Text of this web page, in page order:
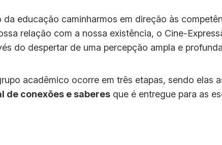
educação caminharmos em direção às
relação com a nossa existência, o Cine-
do despertar de uma percepção ampla e
acadêmico ocorre em três etapas, sendo elas
de conexões e saberes que é entregue para as